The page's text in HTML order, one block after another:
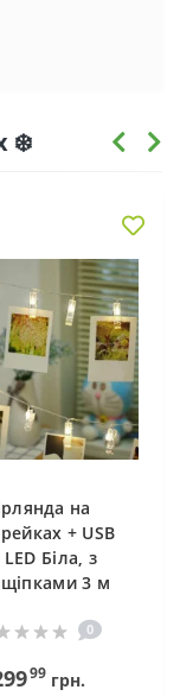
❄️
на
+ USB
Біла, з
3 м
0
99 грн.